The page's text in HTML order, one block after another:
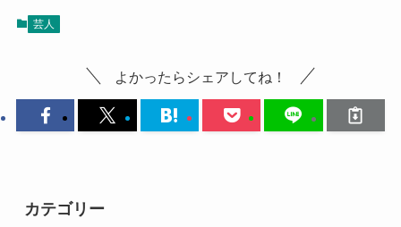
芸人
よかったらシェアしてね！
カテゴリー